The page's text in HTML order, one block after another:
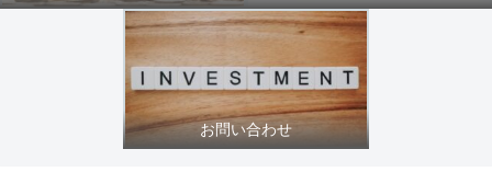
お問い合わせ